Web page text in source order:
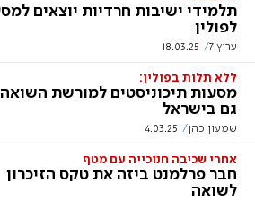
תלמידי ישיבות חרדיות יוצאים
לפולין
ערוץ 7 18.03.25
ללא תלות בפולין:
מסעות תיכוניסטים למורשת
גם בישראל
שמעון כהן 4.03.25
אחרי שכיבה חנוכייה עם מטף
חבר פרלמנט ביזה את טקס הזיכרון
לשואה